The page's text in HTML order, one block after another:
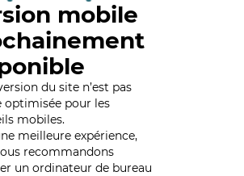
mobile
du site n’est pas
optimisée pour les
mobiles.
meilleure expérience,
recommandons
un ordinateur de bureau